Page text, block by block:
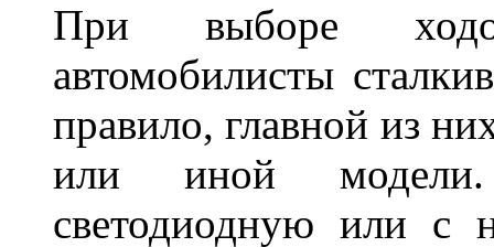
При выборе
автомобилисты
правило, главной из
или иной
светодиодную или с